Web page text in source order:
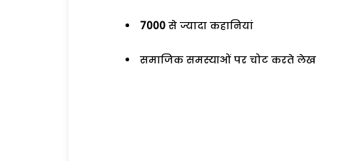
7000 से ज्यादा कहानियां
समाजिक समस्याओं पर चोट करते लेख